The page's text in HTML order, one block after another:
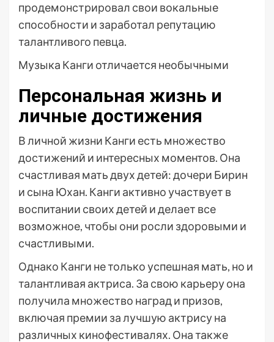
продемонстрировал свои вокальные
способности и заработал репутацию
талантливого певца.
Музыка Канги отличается необычными
Персональная жизнь и
личные достижения
В личной жизни Канги есть множество
достижений и интересных моментов. Она
счастливая мать двух детей: дочери Бирин
и сына Юхан. Канги активно участвует в
воспитании своих детей и делает все
возможное, чтобы они росли здоровыми и
счастливыми.
Однако Канги не только успешная мать, но и
талантливая актриса. За свою карьеру она
получила множество наград и призов,
включая премии за лучшую актрису на
различных кинофестивалях. Она также